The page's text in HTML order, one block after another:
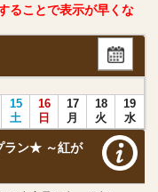
ることで表示が早くな
15
土
16
日
17
月
18
火
19
水
ラン★ ～紅が